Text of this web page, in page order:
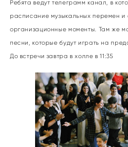
Ребята ведут телеграмм канал, в
расписание музыкальных перемен и
организационные моменты. Там же
песни, которые будут играть на
До встречи завтра в холле в 11:35